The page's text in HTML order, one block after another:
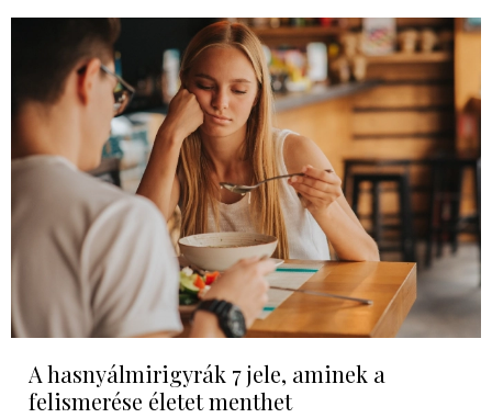
A hasnyálmirigyrák 7 jele, aminek a
felismerése életet menthet